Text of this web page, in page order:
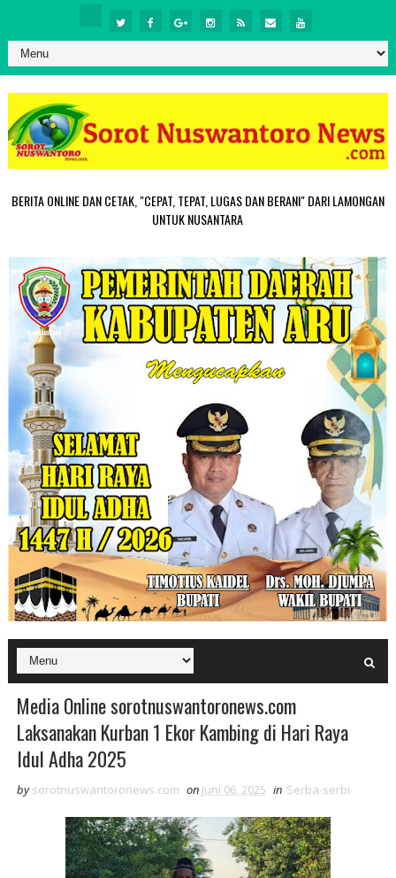
BERITA ONLINE DAN CETAK, "CEPAT, TEPAT, LUGAS DAN BERANI" DARI LAMONGAN
UNTUK NUSANTARA
Media Online sorotnuswantoronews.com
Laksanakan Kurban 1 Ekor Kambing di Hari Raya
Idul Adha 2025
by sorotnuswantoronews.com on Juni 06, 2025 in Serba-serbi